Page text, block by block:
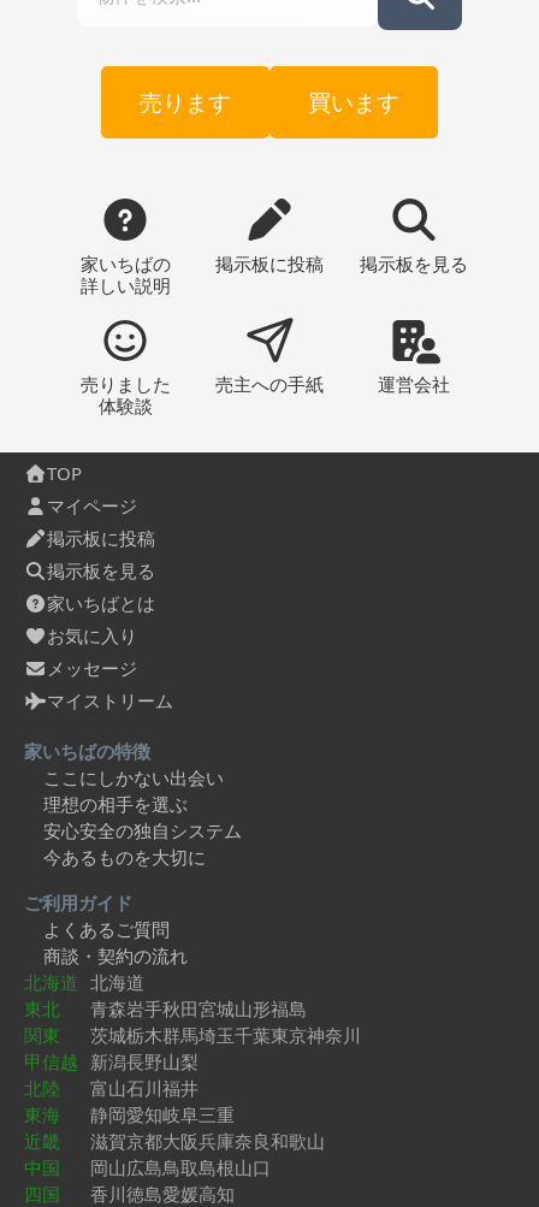
売ります 買います
家いちばの
詳しい説明
掲示板に投稿 掲示板 を見る
売りました
体験談
売主への手紙 運営会社
TOP
マイページ
掲示板に投稿
掲示板を見る
家いちばとは
お気に入り
メッセージ
マイストリーム
家いちばの特徴
ここにしかない出会い
理想の相手を選ぶ
安心安全の独自システム
今あるものを大切に
ご利用ガイド
よくあるご質問
商談・契約の流れ
北海道 北海道
東北
青森岩手秋田宮城山形福島
関東
茨城栃木群馬埼玉千葉東京神奈川
甲信越 新潟長野山梨
北陸
富山石川福井
東海
静岡愛知岐阜三重
近畿
滋賀京都大阪兵庫奈良和歌山
中国
岡山広島鳥取島根山口
四国
香川徳島愛媛高知